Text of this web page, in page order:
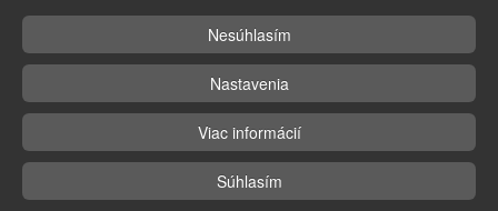
+421 (0)2 20 28 20 29
Nesúhlasím
Nastavenia
Viac informácií
Súhlasím